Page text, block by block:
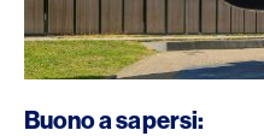
Buono a sapersi: